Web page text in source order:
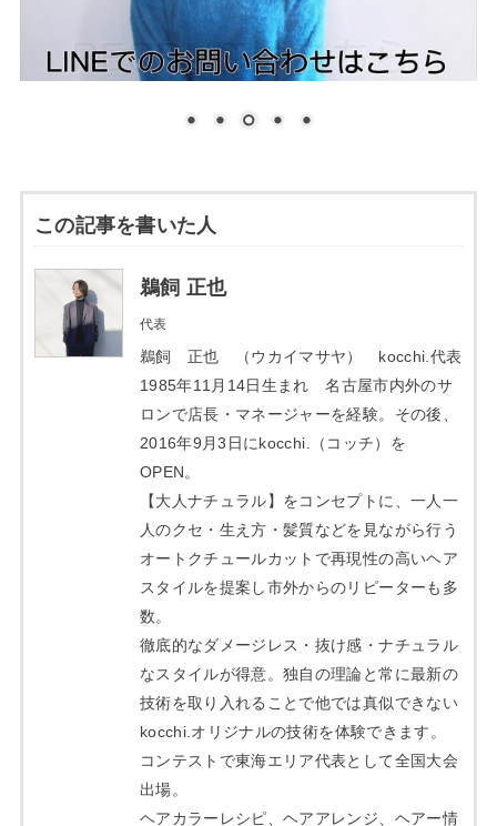
この記事を書いた人
鵜飼 正也
代表
鵜飼 正也 （ウカイマサヤ） kocchi.代表
1985年11月14日生まれ 名古屋市内外のサ
ロンで店長・マネージャーを経験。その後、
2016年9月3日にkocchi.（コッチ）を
OPEN。
【大人ナチュラル】をコンセプトに、一人一
人のクセ・生え方・髪質などを見ながら行う
オートクチュールカットで再現性の高いヘア
スタイルを提案し市外からのリピーターも多
数。
徹底的なダメージレス・抜け感・ナチュラル
なスタイルが得意。独自の理論と常に最新の
技術を取り入れることで他では真似できない
kocchi.オリジナルの技術を体験できます。
コンテストで東海エリア代表として全国大会
出場。
ヘアカラーレシピ、ヘアアレンジ、ヘアー情